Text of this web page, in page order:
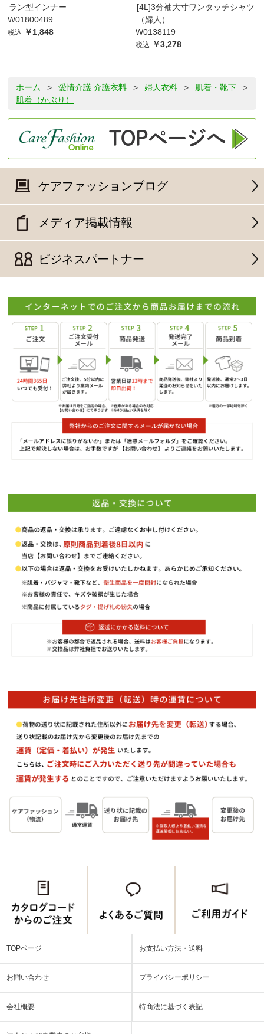
ラン型インナー
W01800489
税込 ￥1,848
[4L]3分袖大寸ワンタッチシャツ
（婦人）
W0138119
税込 ￥3,278
ホーム > 愛情介護 介護衣料 > 婦人衣料 > 肌着・靴下
>
肌着（かぶり）
ケアファッションブログ
メディア掲載情報
ビジネスパートナー
TOPページ お支払い方法・送料
お問い合わせ プライバシーポリシー
会社概要 特商法に基づく表記